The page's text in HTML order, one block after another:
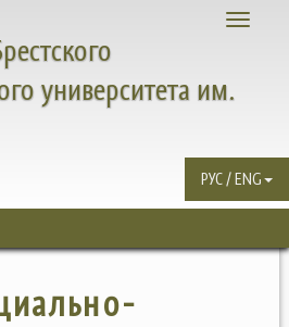
Toggle
университета им.
РУС / ENG